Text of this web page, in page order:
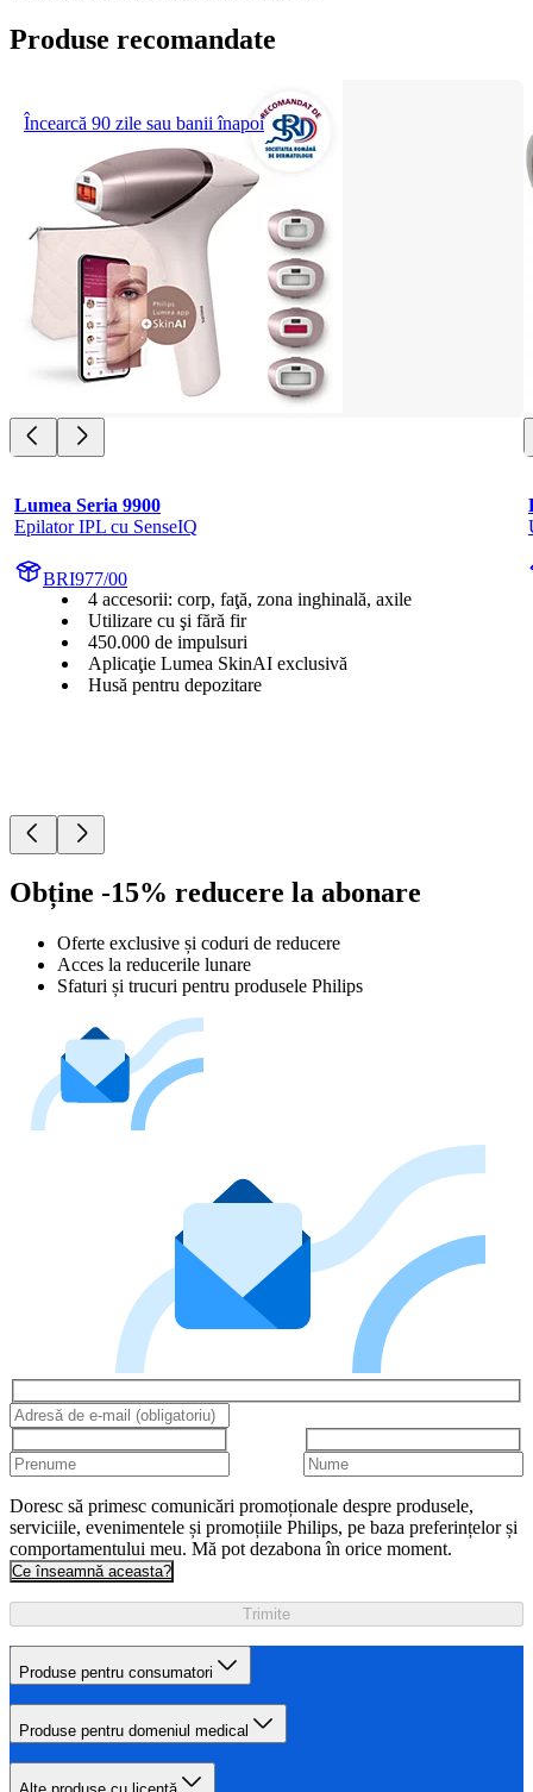
Produse recomandate
Încearcă 90 zile sau banii înapoi
Lumea Seria 9900
Epilator IPL cu SenseIQ
BRI977/00
4 accesorii: corp, faţă, zona inghinală, axile
Utilizare cu şi fără fir
450.000 de impulsuri
Aplicaţie Lumea SkinAI exclusivă
Husă pentru depozitare
Obține -15% reducere la abonare
Oferte exclusive și coduri de reducere
Acces la reducerile lunare
Sfaturi și trucuri pentru produsele Philips
Doresc să primesc comunicări promoționale despre produsele,
serviciile, evenimentele și promoțiile Philips, pe baza preferințelor și
comportamentului meu. Mă pot dezabona în orice moment.
Ce înseamnă aceasta?
Trimite
Produse pentru consumatori
Produse pentru domeniul medical
Alte produse cu licență